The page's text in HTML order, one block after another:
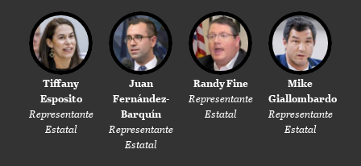
Tiffany
Esposito
Representante
Estatal
Juan
Fernández-
Barquín
Representante
Estatal
Randy Fine
Representante
Estatal
Mike
Giallombardo
Representante
Estatal